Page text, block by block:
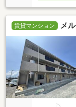
賃貸マンション メ